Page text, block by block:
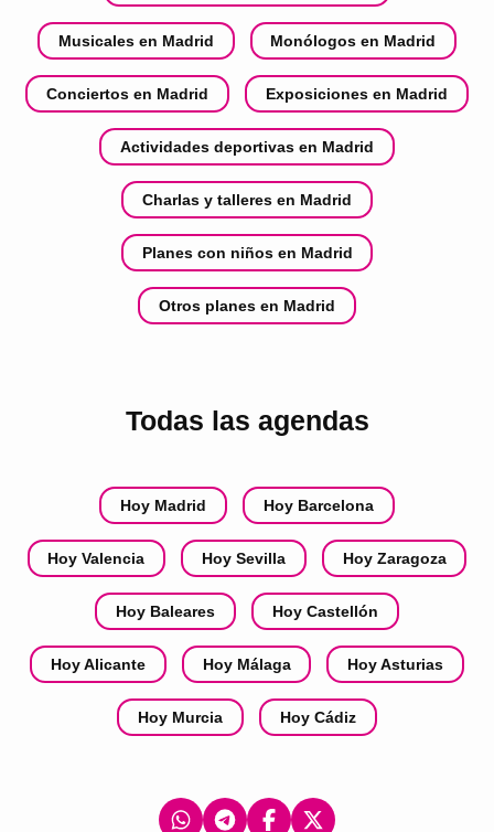
Musicales en Madrid Monólogos en Madrid
Conciertos en Madrid Exposiciones en Madrid
Actividades deportivas en Madrid
Charlas y talleres en Madrid
Planes con niños en Madrid
Otros planes en Madrid
Todas las agendas
Hoy Madrid Hoy Barcelona
Hoy Valencia Hoy Sevilla Hoy Zaragoza
Hoy Baleares Hoy Castellón
Hoy Alicante Hoy Málaga Hoy Asturias
Hoy Murcia Hoy Cádiz